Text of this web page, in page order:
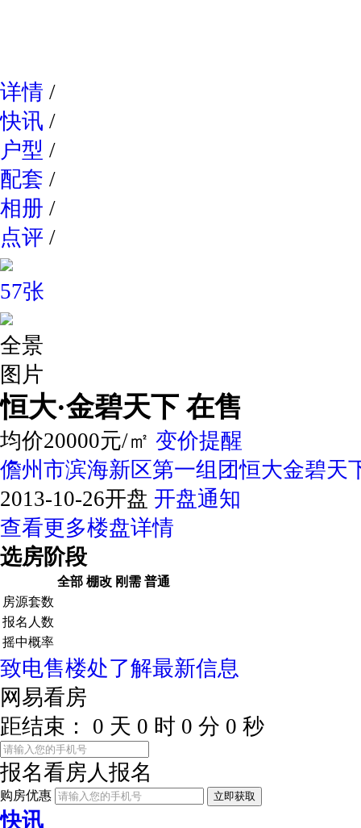
详情 /
快讯 /
户型 /
配套 /
相册 /
点评 /
57张
全景
图片
恒大·金碧天下 在售
均价20000元/㎡ 变价提醒
儋州市滨海新区第一组团恒大金碧天
2013-10-26开盘 开盘通知
查看更多楼盘详情
选房阶段
全部 棚改 刚需 普通
房源套数
报名人数
摇中概率
致电售楼处了解最新信息
网易看房
距结束：
0 天 0 时 0 分 0 秒
报名看房人报名
购房优惠 立即获取
快讯